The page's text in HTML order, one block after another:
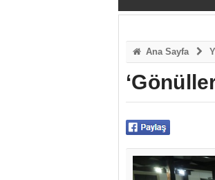
Ana Sayfa